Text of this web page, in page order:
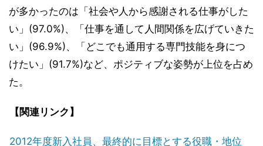
が多かったのは「社会や人から感謝される仕事がした
い」(97.0%)、「仕事を通して人間関係を広げていきた
い」(96.9%)、「どこでも通用する専門技能を身につ
けたい」(91.7%)など、ポジティブな姿勢が上位を占め
た。
【関連リンク】
2012年度新入社員、最終的に目標とする役職・地位